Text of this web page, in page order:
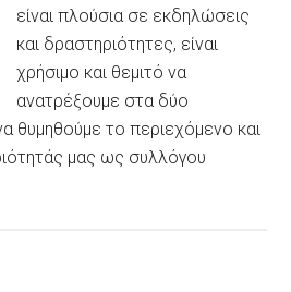
είναι πλούσια σε εκδηλώσεις
και δραστηριότητες, είναι
χρήσιμο και θεμιτό να
ανατρέξουμε στα δύο
θυμηθούμε το περιεχόμενο και
μας ως συλλόγου